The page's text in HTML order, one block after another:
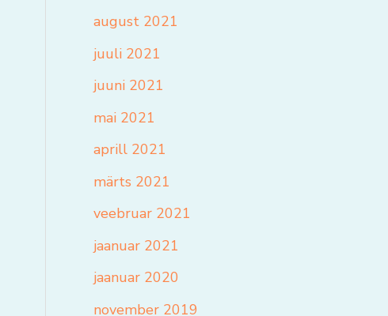
august 2021
juuli 2021
juuni 2021
mai 2021
aprill 2021
märts 2021
veebruar 2021
jaanuar 2021
jaanuar 2020
november 2019